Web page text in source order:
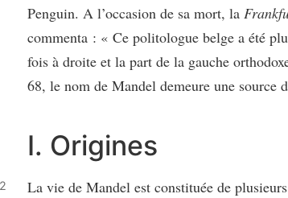
Penguin. A l’occasion de sa mort, la
commenta : « Ce politologue belge a été
fois à droite et la part de la gauche
68, le nom de Mandel demeure une source
I. Origines
La vie de Mandel est constituée de